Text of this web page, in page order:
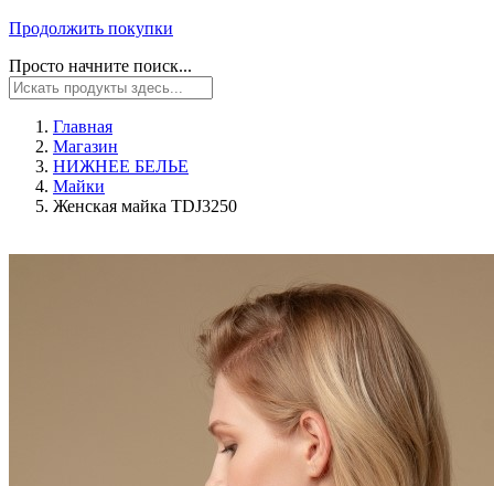
Продолжить покупки
Просто начните поиск...
Главная
Магазин
НИЖНЕЕ БЕЛЬЕ
Майки
Женская майка TDJ3250